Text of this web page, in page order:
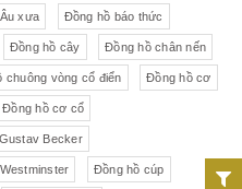
xưa Đồng hồ báo thức
Đồng hồ cây Đồng hồ chân nến
chuông vòng cổ điển Đồng hồ cơ
Đồng hồ cơ cổ
Becker
Đồng hồ cúp